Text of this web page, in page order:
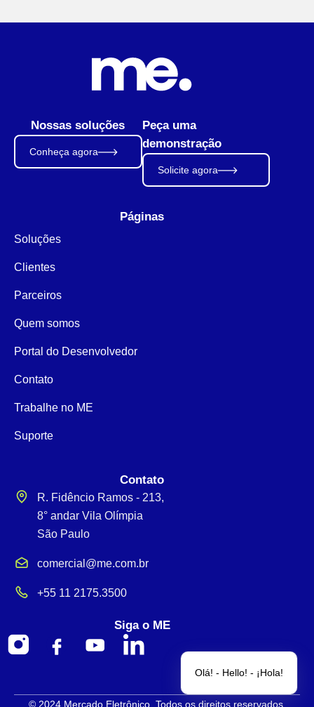
Nossas soluções
Conheça agora
Peça uma
demonstração
Solicite agora
Páginas
Soluções
Clientes
Parceiros
Quem somos
Portal do Desenvolvedor
Contato
Trabalhe no ME
Suporte
Contato
R. Fidêncio Ramos - 213,
8° andar Vila Olímpia
São Paulo
comercial@me.com.br
+55 11 2175.3500
Siga o ME
© 2024 Mercado Eletrônico. Todos os direitos reservados.
Olá! - Hello! - ¡Hola!